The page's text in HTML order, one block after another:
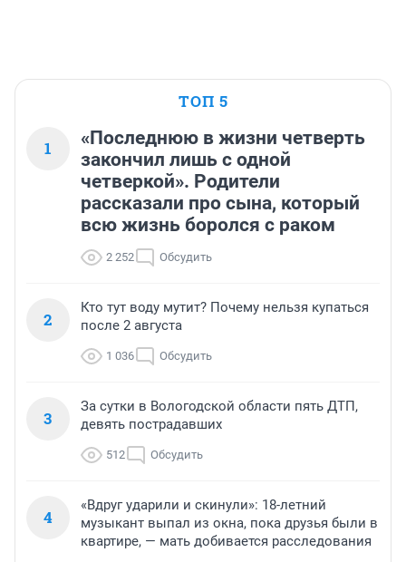
ТОП 5
1
«Последнюю в жизни четверть
закончил лишь с одной
четверкой». Родители
рассказали про сына, который
всю жизнь боролся с раком
2 252 Обсудить
2
Кто тут воду мутит? Почему нельзя купаться
после 2 августа
1 036 Обсудить
3
За сутки в Вологодской области пять ДТП,
девять пострадавших
512 Обсудить
4
«Вдруг ударили и скинули»: 18-летний
музыкант выпал из окна, пока друзья были в
квартире, — мать добивается расследования